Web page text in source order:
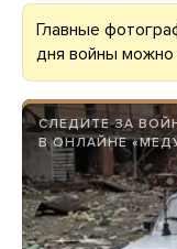
Главные
дня войны можно
СЛЕДИТЕ ЗА
В ОНЛАЙНЕ